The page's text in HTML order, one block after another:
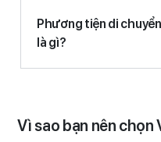
Phương tiện di
là gì?
Vì sao bạn nên chọn